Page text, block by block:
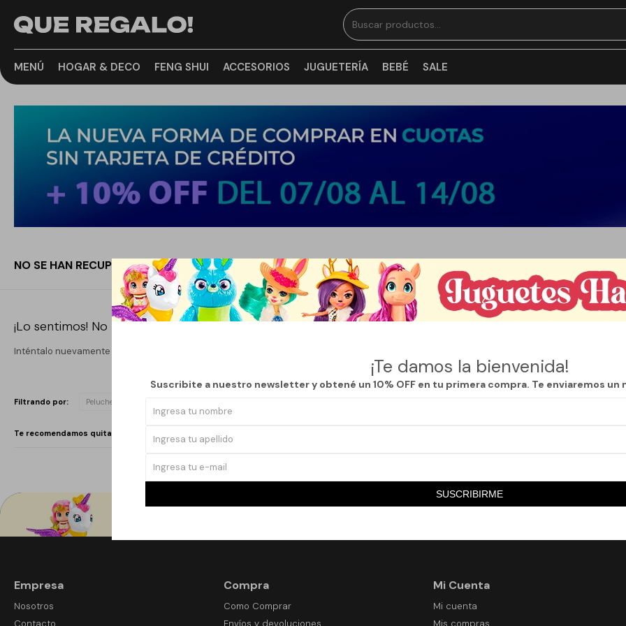
¡Te damos la bienvenida!
Suscribite a nuestro newsletter y obtené un 10% OFF en tu primera compra. Te enviaremos
SUSCRIBIRME
MENÚ HOGAR & DECO FENG SHUI ACCESORIOS JUGUETERÍA BEBÉ SALE
NO SE HAN RECUPERADO PRODUCTOS
¡Lo sentimos! No hay productos en esta sección.
Inténtalo nuevamente con otros criterios de filtrado o busca en otras secciones de nuestro catálogo.
Filtrando por: Peluches
Te recomendamos quitar:
Empresa
Nosotros
Contacto
Compra
Como Comprar
Envíos y devoluciones
Mi Cuenta
Mi cuenta
Mis compras